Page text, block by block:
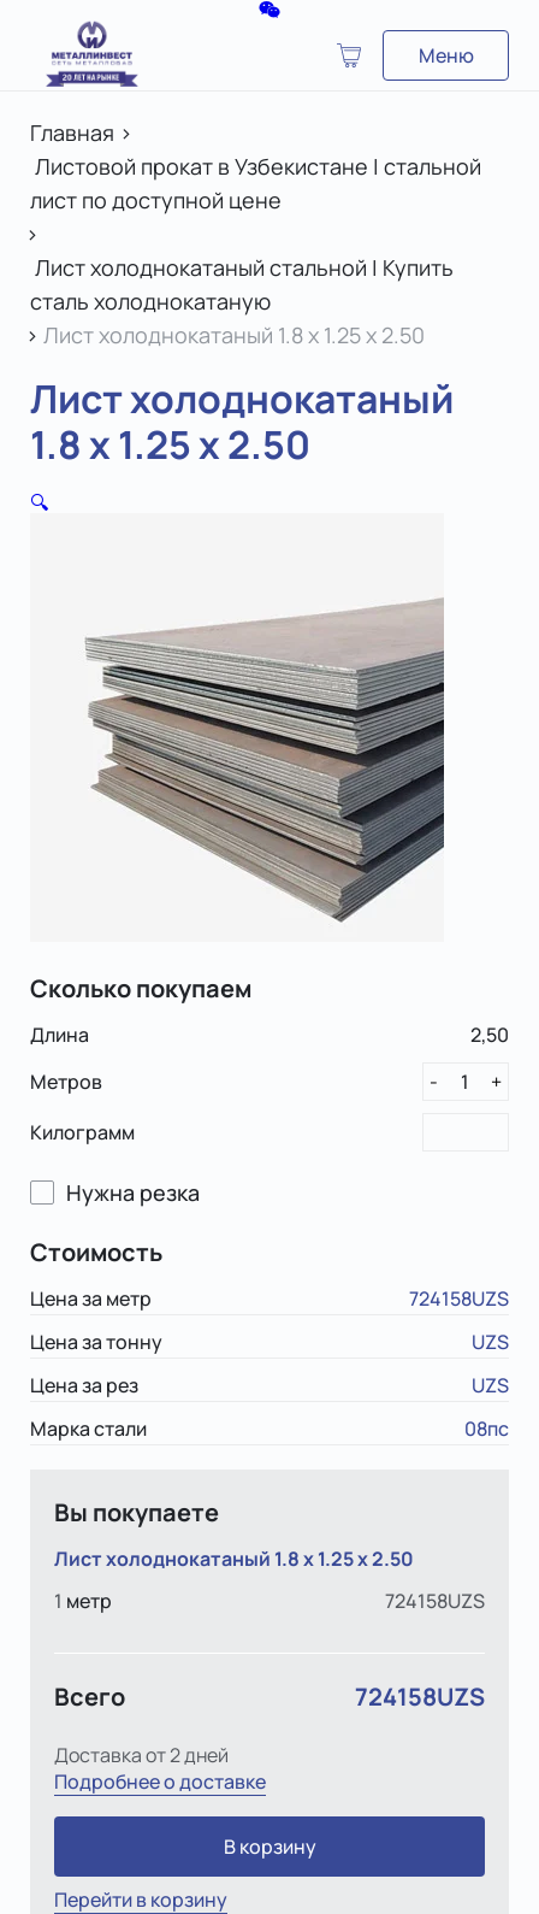
Меню
Главная >
Листовой прокат в Узбекистане | стальной
лист по доступной цене
>
Лист холоднокатаный стальной | Купить
сталь холоднокатаную
> Лист холоднокатаный 1.8 x 1.25 х 2.50
Лист холоднокатаный
1.8 x 1.25 х 2.50
🔍
Сколько покупаем
Длина
2,50
Метров
- 1
+
Килограмм
Нужна резка
Стоимость
Цена за метр
724158UZS
Цена за тонну
UZS
Цена за рез
UZS
Марка стали
08пс
Вы покупаете
Лист холоднокатаный 1.8 x 1.25 х 2.50
1 метр 724158UZS
Всего 724158UZS
Доставка от 2 дней
Подробнее о доставке
В корзину
Перейти в корзину